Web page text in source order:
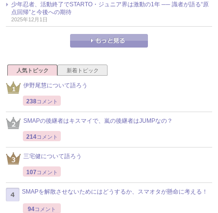
少年忍者、活動終了でSTARTO・ジュニア界は激動の1年 ── 識者が語る“原
点回帰”と今後への期待
2025年12月1日
人気トピック 新着トピック
伊野尾慧について語ろう
238コメント
SMAPの後継者はキスマイで、嵐の後継者はJUMPなの？
214コメント
三宅健について語ろう
107 コメント
SMAPを解散させないためにはどうするか、スマオタが懸命に考える！
94コメント